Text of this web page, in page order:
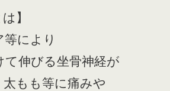
】
により
て伸びる坐骨神経が
もも等に痛みや